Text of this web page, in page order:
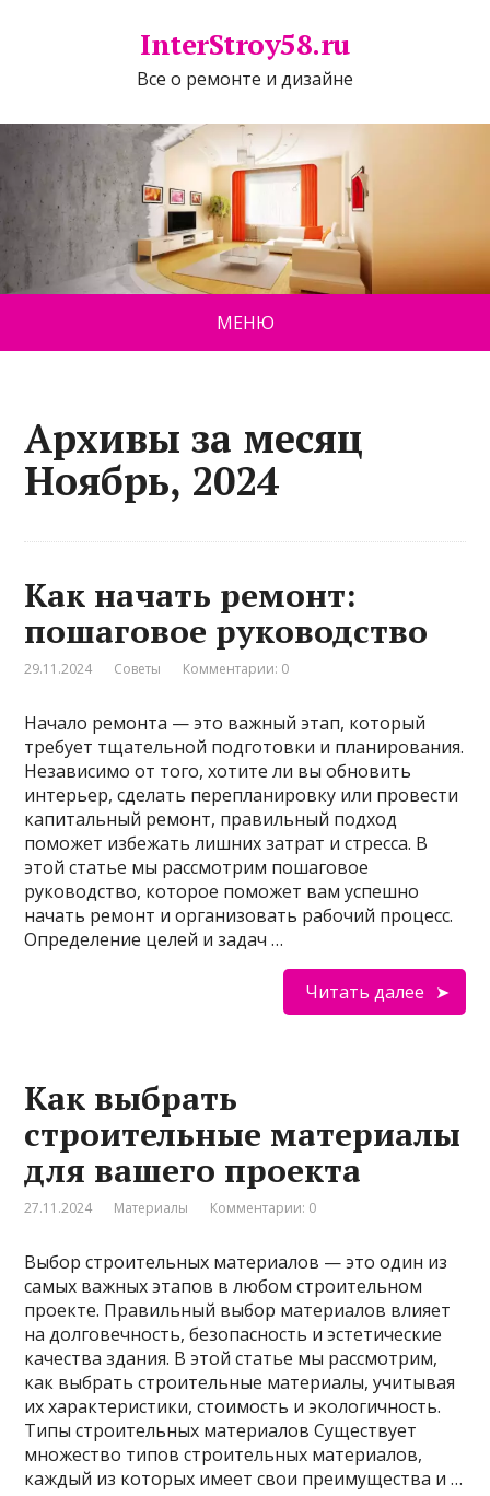
InterStroy58.ru
Все о ремонте и дизайне
МЕНЮ
Архивы за месяц
Ноябрь, 2024
Как начать ремонт:
пошаговое руководство
29.11.2024 Советы Комментарии: 0
Начало ремонта — это важный этап, который
требует тщательной подготовки и планирования.
Независимо от того, хотите ли вы обновить
интерьер, сделать перепланировку или провести
капитальный ремонт, правильный подход
поможет избежать лишних затрат и стресса. В
этой статье мы рассмотрим пошаговое
руководство, которое поможет вам успешно
начать ремонт и организовать рабочий процесс.
Определение целей и задач …
Читать далее
Как выбрать
строительные материалы
для вашего проекта
27.11.2024 Материалы Комментарии: 0
Выбор строительных материалов — это один из
самых важных этапов в любом строительном
проекте. Правильный выбор материалов влияет
на долговечность, безопасность и эстетические
качества здания. В этой статье мы рассмотрим,
как выбрать строительные материалы, учитывая
их характеристики, стоимость и экологичность.
Типы строительных материалов Существует
множество типов строительных материалов,
каждый из которых имеет свои преимущества и …